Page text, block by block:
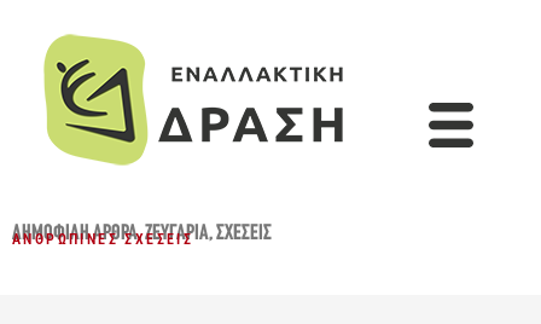
ΔΗΜΟΦΙΛΉ ΆΡΘΡΑ,ΖΕΥΓΆΡΙΑ,ΣΧΈΣΕΙΣ
ΑΝΘΡΏΠΙΝΕΣ ΣΧΈΣΕΙΣ